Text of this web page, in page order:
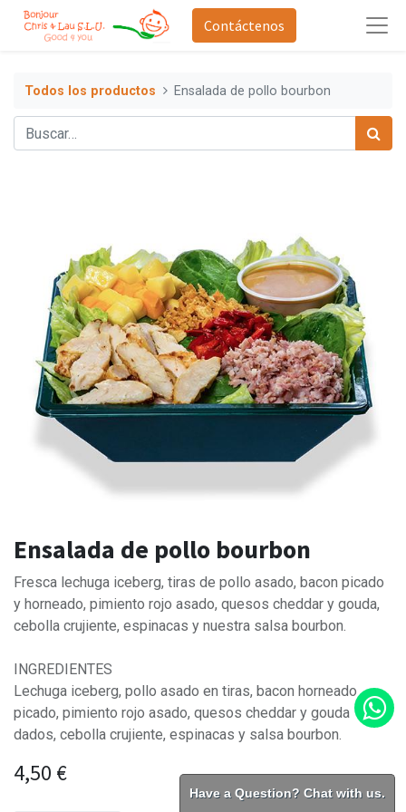
Contáctenos
Todos los productos Ensalada de pollo bourbon
Ensalada de pollo bourbon
Fresca lechuga iceberg, tiras de pollo asado, bacon picado
y horneado, pimiento rojo asado, quesos cheddar y gouda,
cebolla crujiente, espinacas y nuestra salsa bourbon.
INGREDIENTES
Lechuga iceberg, pollo asado en tiras, bacon horneado
picado, pimiento rojo asado, quesos cheddar y gouda en
dados, cebolla crujiente, espinacas y salsa bourbon.
4,50 €
Have a Question? Chat with us.